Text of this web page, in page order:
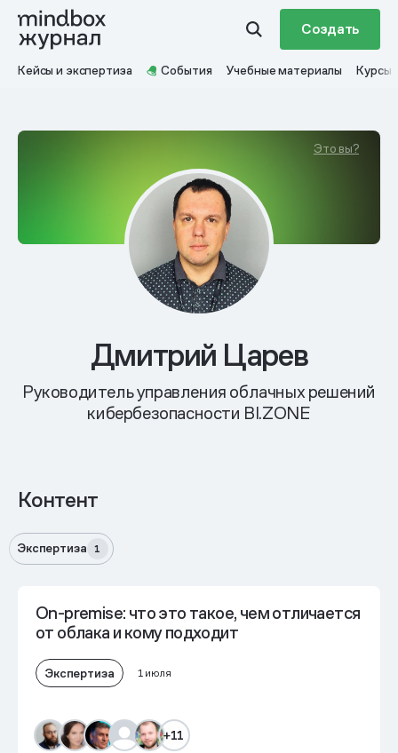
Создать
Кейсы и экспертиза События Учебные материалы Курсы
Это вы?
Дмитрий Царев
Руководитель управления облачных решений
кибербезопасности BI.ZONE
Контент
Экспертиза 1
On-premise: что это такое, чем отличается
от облака и кому подходит
Экспертиза 1 июля
+11